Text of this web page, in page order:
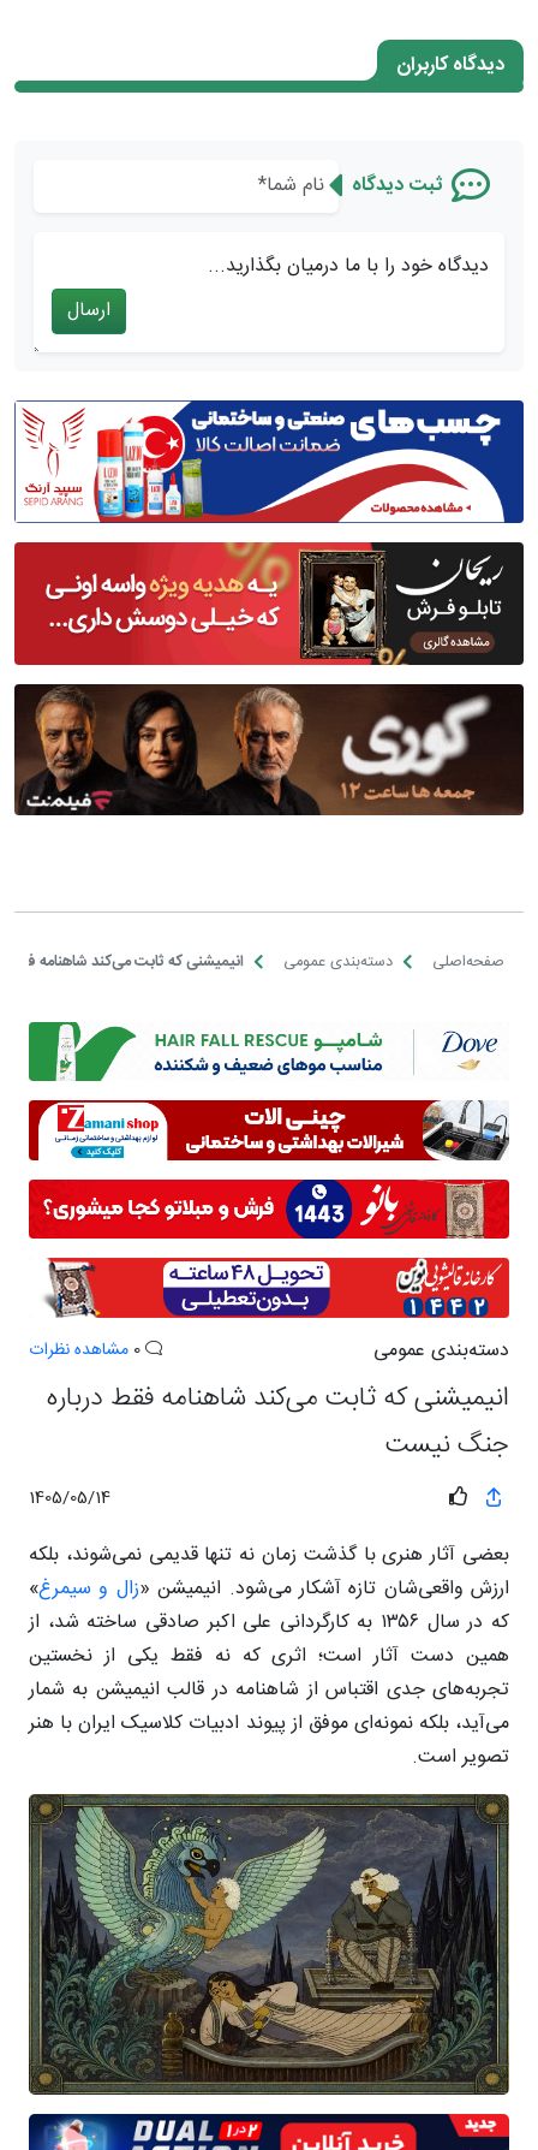
دیدگاه کاربران
ثبت دیدگاه
دیدگاه خود را با ما درمیان بگذارید...
ارسال